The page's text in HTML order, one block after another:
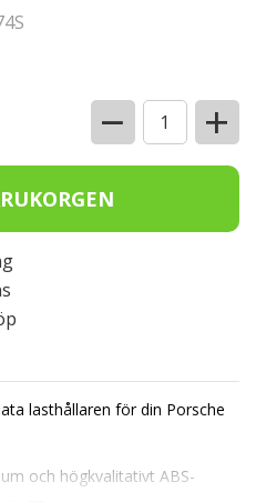
− +
lasthållaren för din Porsche
och högkvalitativt ABS-